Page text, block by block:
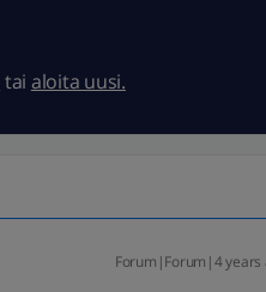
tai aloita uusi.
Forum|Forum|4 years